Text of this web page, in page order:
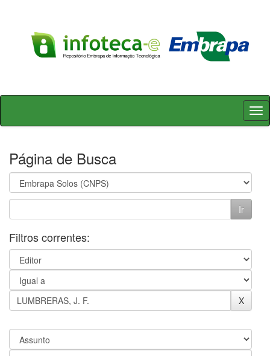
Skip
Página de Busca
Filtros correntes: